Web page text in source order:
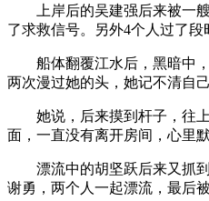
上岸后的吴建强后来被一艘
了求救信号。另外4个人过了段
船体翻覆江水后，黑暗中，
两次漫过她的头，她记不清自
她说，后来摸到杆子，往上
面，一直没有离开房间，心里
漂流中的胡坚跃后来又抓到
谢勇，两个人一起漂流，最后